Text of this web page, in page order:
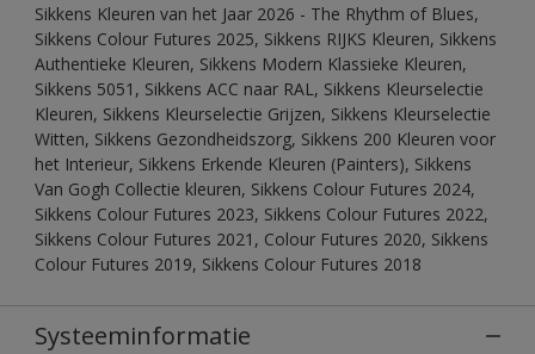
Sikkens Kleuren van het Jaar 2026 - The Rhythm of Blues,
Sikkens Colour Futures 2025, Sikkens RIJKS Kleuren, Sikkens
Authentieke Kleuren, Sikkens Modern Klassieke Kleuren,
Sikkens 5051, Sikkens ACC naar RAL, Sikkens Kleurselectie
Kleuren, Sikkens Kleurselectie Grijzen, Sikkens Kleurselectie
Witten, Sikkens Gezondheidszorg, Sikkens 200 Kleuren voor
het Interieur, Sikkens Erkende Kleuren (Painters), Sikkens
Van Gogh Collectie kleuren, Sikkens Colour Futures 2024,
Sikkens Colour Futures 2023, Sikkens Colour Futures 2022,
Sikkens Colour Futures 2021, Colour Futures 2020, Sikkens
Colour Futures 2019, Sikkens Colour Futures 2018
Systeeminformatie